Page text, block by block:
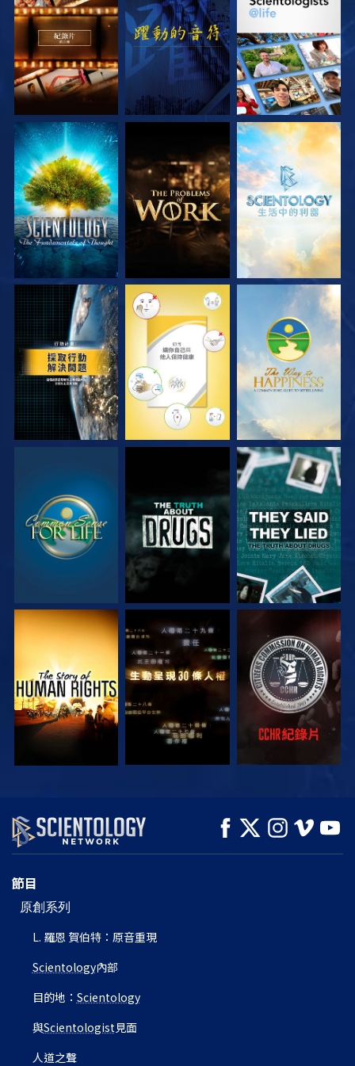
探索系列節目 觀看 探索系列節目
探索系列節目 探索系列節目 探索系列節目
觀看 觀看 觀看
觀看 觀看 觀看
觀看 觀看 觀看
觀看 探索系列節目
節目
原創系列
L. 羅恩 賀伯特：原音重現
Scientology內部
目的地： Scientology
與Scientologist 見面
人道之聲